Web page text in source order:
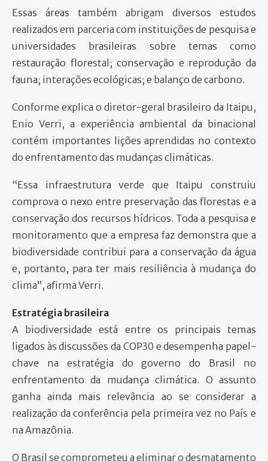
Essas áreas também abrigam diversos estudos
realizados em parceria com instituições de pesquisa e
universidades brasileiras sobre temas como
restauração florestal; conservação e reprodução da
fauna; interações ecológicas; e balanço de carbono.
Conforme explica o diretor-geral brasileiro da Itaipu,
Enio Verri, a experiência ambiental da binacional
contém importantes lições aprendidas no contexto
do enfrentamento das mudanças climáticas.
“Essa infraestrutura verde que Itaipu construiu
comprova o nexo entre preservação das florestas e a
conservação dos recursos hídricos. Toda a pesquisa e
monitoramento que a empresa faz demonstra que a
biodiversidade contribui para a conservação da água
e, portanto, para ter mais resiliência à mudança do
clima”, afirma Verri.
Estratégia brasileira
A biodiversidade está entre os principais temas
ligados às discussões da COP30 e desempenha papel-
chave na estratégia do governo do Brasil no
enfrentamento da mudança climática. O assunto
ganha ainda mais relevância ao se considerar a
realização da conferência pela primeira vez no País e
na Amazônia.
O Brasil se comprometeu a eliminar o desmatamento